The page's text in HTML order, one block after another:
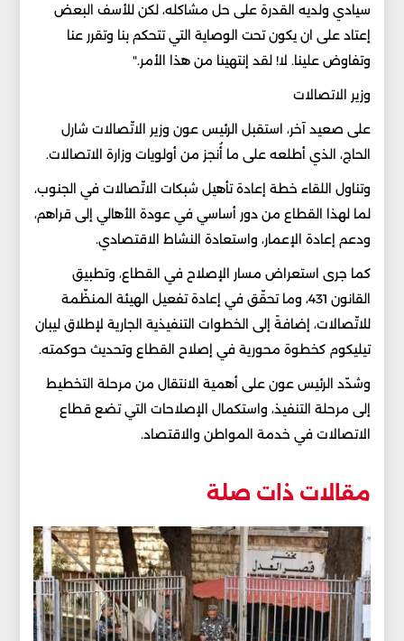
سيادي ولديه القدرة على حل مشاكله، لكن للأسف البعض
إعتاد على ان يكون تحت الوصاية التي تتحكم بنا وتقرر عنا
وتفاوض علينا. لا! لقد إنتهينا من هذا الأمر."
وزير الاتصالات
على صعيد آخر، استقبل الرئيس عون وزير الاتّصالات شارل
الحاج، الذي أطلعه على ما أُنجز من أولويات وزارة الاتصالات.
وتناول اللقاء خطة إعادة تأهيل شبكات الاتّصالات في الجنوب،
لما لهذا القطاع من دور أساسي في عودة الأهالي إلى قراهم،
ودعم إعادة الإعمار، واستعادة النشاط الاقتصادي.
كما جرى استعراض مسار الإصلاح في القطاع، وتطبيق
القانون 431، وما تحقّق في إعادة تفعيل الهيئة المنظّمة
للاتّصالات، إضافةً إلى الخطوات التنفيذية الجارية لإطلاق ليبان
تيليكوم كخطوة محورية في إصلاح القطاع وتحديث حوكمته.
وشدّد الرئيس عون على أهمية الانتقال من مرحلة التخطيط
إلى مرحلة التنفيذ، واستكمال الإصلاحات التي تضع قطاع
الاتصالات في خدمة المواطن والاقتصاد.
مقالات ذات صلة